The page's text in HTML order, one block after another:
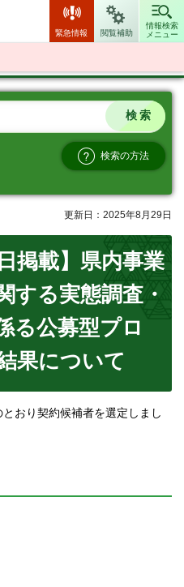
緊急情報 閲覧補助
情報検索
メニュー
検索の方法
更新日：2025年8月29日
掲載】県内事業
する実態調査・
る公募型プロ
果について
おり契約候補者を選定しまし